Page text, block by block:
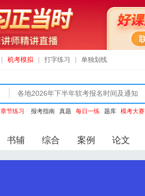
机考模拟 打字练习 单独划线
章节练习 报考指南 真题 每日一练 题库 模考大赛
书辅 综合 案例 论文